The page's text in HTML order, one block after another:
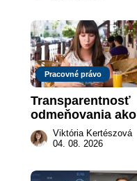
Pracovné právo
Transparentnosť
odmeňovania ako
právna povinnosť:
revolúcia na
práce
Viktória Kertészová
04. 08. 2026